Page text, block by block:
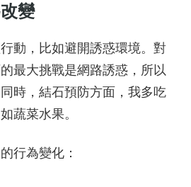
變
動，比如避開誘惑環境。對
最大挑戰是網路誘惑，所以
時，結石預防方面，我多吃
蔬菜水果。
行為變化：